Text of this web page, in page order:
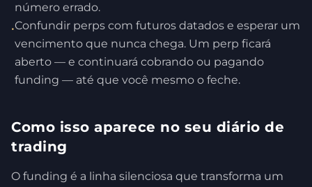
número errado.
•Confundir perps com futuros datados e esperar um
vencimento que nunca chega. Um perp ficará
aberto — e continuará cobrando ou pagando
funding — até que você mesmo o feche.
Como isso aparece no seu diário de
trading
O funding é a linha silenciosa que transforma um